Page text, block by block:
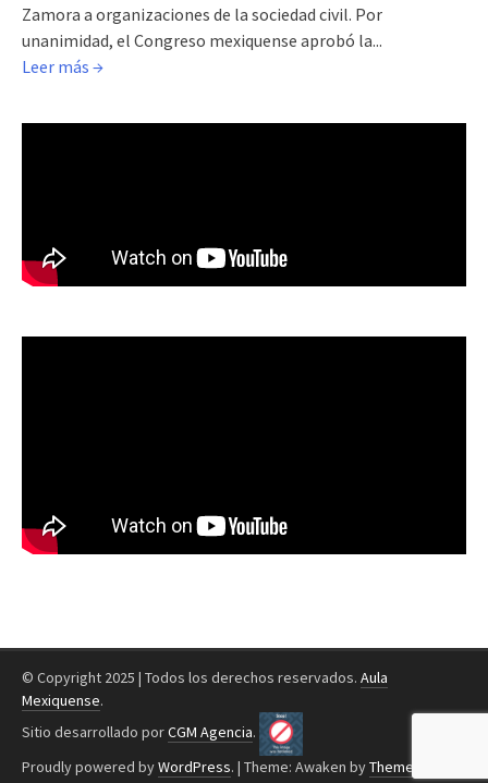
Zamora a organizaciones de la sociedad civil. Por
unanimidad, el Congreso mexiquense aprobó la...
Leer más →
© Copyright 2025 | Todos los derechos reservados. Aula
Mexiquense.
Sitio desarrollado porCGM Agencia.
Proudly powered byWordPress. | Theme: Awaken byThemezHut